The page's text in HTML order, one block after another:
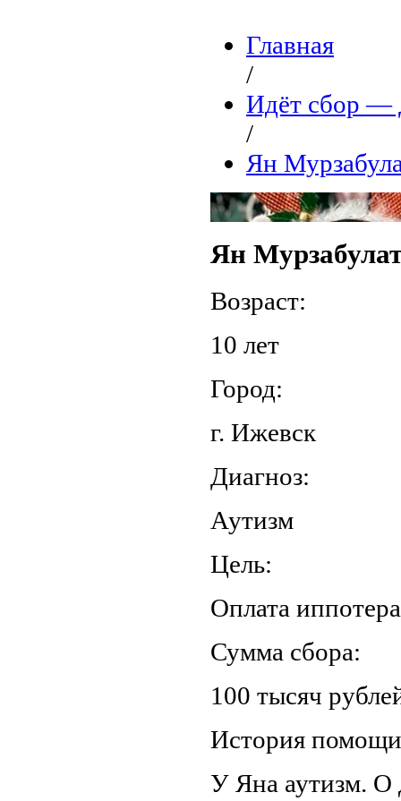
Главная
/
Идёт сбор
/
Ян
Ян
Возраст:
10 лет
Город:
г. Ижевск
Диагноз:
Аутизм
Цель:
Оплата
Сумма сбора:
100 тысяч
История помощи
У Яна аутизм. О